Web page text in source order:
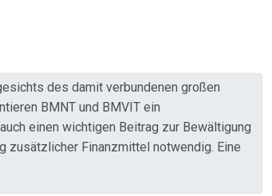
des damit verbundenen großen
BMNT und BMVIT ein
einen wichtigen Beitrag zur Bewältigung
Finanzmittel notwendig. Eine